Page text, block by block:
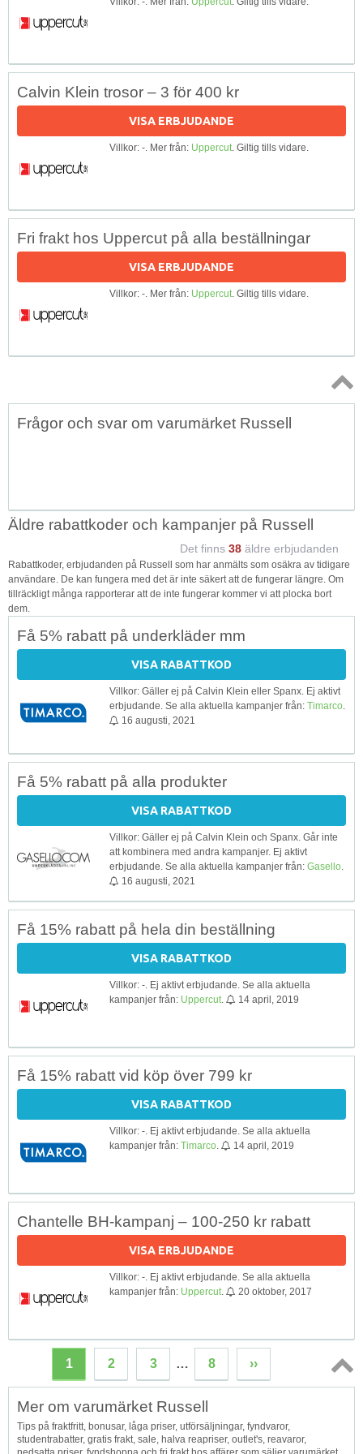
Calvin Klein trosor – 3 för 400 kr
VISA ERBJUDANDE
Villkor: -. Mer från: Uppercut. Giltig tills vidare.
Fri frakt hos Uppercut på alla beställningar
VISA ERBJUDANDE
Villkor: -. Mer från: Uppercut. Giltig tills vidare.
Topp
Frågor och svar om varumärket Russell
Äldre rabattkoder och kampanjer på Russell
Det finns 38 äldre erbjudanden
Rabattkoder, erbjudanden på Russell som har anmälts som osäkra av tidigare
användare. De kan fungera med det är inte säkert att de fungerar längre. Om
tillräckligt många rapporterar att de inte fungerar kommer vi att plocka bort
dem.
Få 5% rabatt på underkläder mm
VISA RABATTKOD
Villkor: Gäller ej på Calvin Klein eller Spanx. Ej aktivt
erbjudande. Se alla aktuella kampanjer från: Timarco
16 augusti, 2021
Få 5% rabatt på alla produkter
VISA RABATTKOD
Villkor: Gäller ej på Calvin Klein och Spanx. Går inte
att kombinera med andra kampanjer. Ej aktivt
erbjudande. Se alla aktuella kampanjer från: Gasello
16 augusti, 2021
Få 15% rabatt på hela din beställning
VISA RABATTKOD
Villkor: -. Ej aktivt erbjudande. Se alla aktuella
kampanjer från: Uppercut 14 april, 2019
Få 15% rabatt vid köp över 799 kr
VISA RABATTKOD
Villkor: -. Ej aktivt erbjudande. Se alla aktuella
kampanjer från: Timarco 14 april, 2019
Chantelle BH-kampanj – 100-250 kr rabatt
VISA ERBJUDANDE
Villkor: -. Ej aktivt erbjudande. Se alla aktuella
kampanjer från: Uppercut 20 oktober, 2017
1 2 3 … 8 ››
Topp
Mer om varumärket Russell
Tips på fraktfritt, bonusar, låga priser, utförsäljningar, fyndvaror,
studentrabatter, gratis frakt, sale, halva reapriser, outlet's, reavaror,